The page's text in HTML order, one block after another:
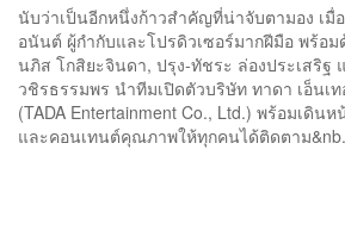
นับว่าเป็นอีกหนึ่งก้าวสำคัญที่น่าจับตามอง เมื่
อนันต์ ผู้กำกับและโปรดิวเซอร์มากฝีมือ พร้อ
นภิส โกสิยะจินดา, ปรุง-ทัชระ ล่องประเสริฐ
วชิรธรรมพร นำทีมเปิดตัวบริษัท ทาดา เอ็นเ
(TADA Entertainment Co., Ltd.) พร้อมเดิ
และคอนเทนต์คุณภาพให้ทุกคนได้ติดตาม